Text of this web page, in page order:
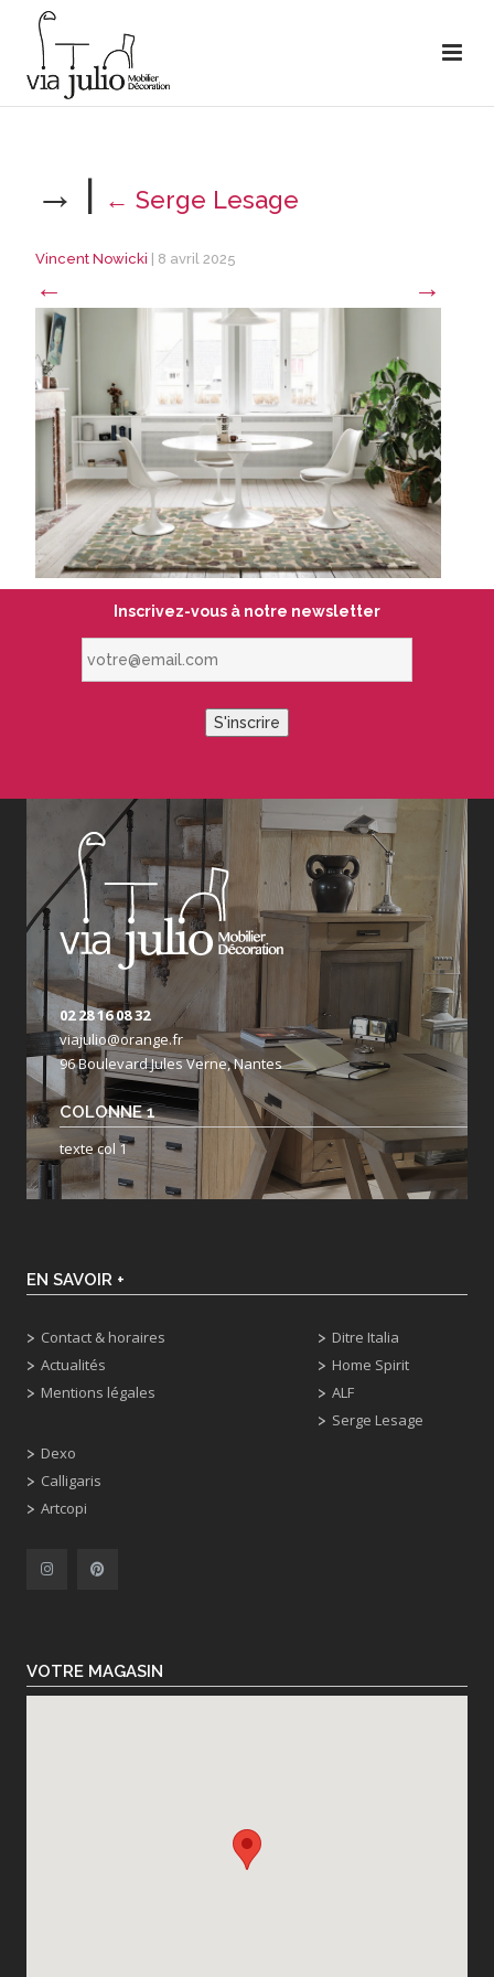
→ | ← Serge Lesage
Vincent Nowicki 8 avril 2025
← →
Inscrivez-vous à notre newsletter
S'inscrire
02 28 16 08 32
viajulio@orange.fr
96 Boulevard Jules Verne, Nantes
COLONNE 1
texte col 1
EN SAVOIR +
Contact & horaires
Actualités
Mentions légales
Dexo
Calligaris
Artcopi
Ditre Italia
Home Spirit
ALF
Serge Lesage
VOTRE MAGASIN